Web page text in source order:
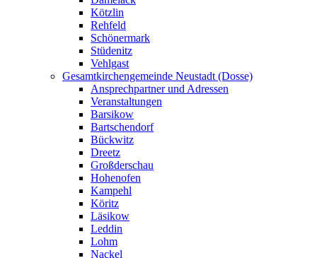
Kötzlin
Rehfeld
Schönermark
Stüdenitz
Vehlgast
Gesamtkirchengemeinde Neustadt (Dosse)
Ansprechpartner und Adressen
Veranstaltungen
Barsikow
Bartschendorf
Bückwitz
Dreetz
Großderschau
Hohenofen
Kampehl
Köritz
Läsikow
Leddin
Lohm
Nackel